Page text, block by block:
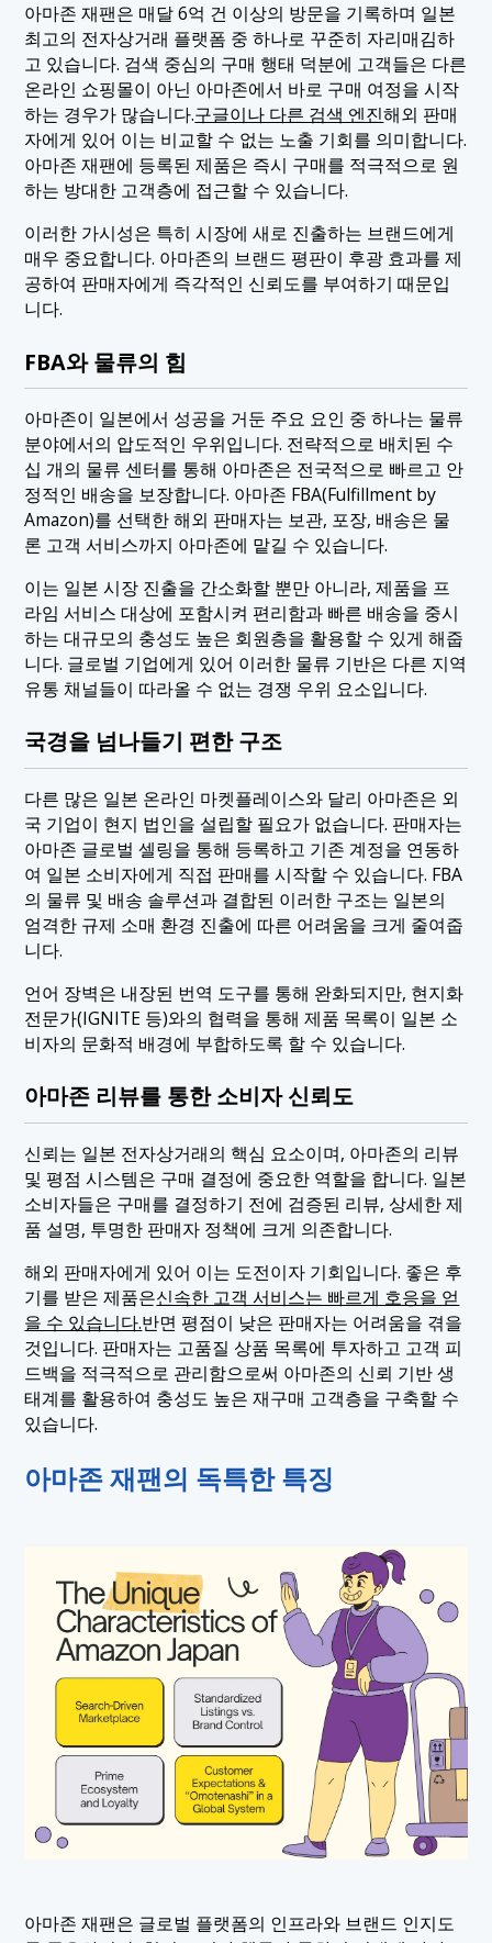
아마존 재팬은 매달 6억 건 이상의 방문을 기록하며 일본
최고의 전자상거래 플랫폼 중 하나로 꾸준히 자리매김하
고 있습니다. 검색 중심의 구매 행태 덕분에 고객들은 다른
온라인 쇼핑몰이 아닌 아마존에서 바로 구매 여정을 시작
하는 경우가 많습니다.구글이나 다른 검색 엔진해외 판매
자에게 있어 이는 비교할 수 없는 노출 기회를 의미합니다.
아마존 재팬에 등록된 제품은 즉시 구매를 적극적으로 원
하는 방대한 고객층에 접근할 수 있습니다.
이러한 가시성은 특히 시장에 새로 진출하는 브랜드에게
매우 중요합니다. 아마존의 브랜드 평판이 후광 효과를 제
공하여 판매자에게 즉각적인 신뢰도를 부여하기 때문입
니다.
FBA와 물류의 힘
아마존이 일본에서 성공을 거둔 주요 요인 중 하나는 물류
분야에서의 압도적인 우위입니다. 전략적으로 배치된 수
십 개의 물류 센터를 통해 아마존은 전국적으로 빠르고 안
정적인 배송을 보장합니다. 아마존 FBA(Fulfillment by
Amazon)를 선택한 해외 판매자는 보관, 포장, 배송은 물
론 고객 서비스까지 아마존에 맡길 수 있습니다.
이는 일본 시장 진출을 간소화할 뿐만 아니라, 제품을 프
라임 서비스 대상에 포함시켜 편리함과 빠른 배송을 중시
하는 대규모의 충성도 높은 회원층을 활용할 수 있게 해줍
니다. 글로벌 기업에게 있어 이러한 물류 기반은 다른 지역
유통 채널들이 따라올 수 없는 경쟁 우위 요소입니다.
국경을 넘나들기 편한 구조
다른 많은 일본 온라인 마켓플레이스와 달리 아마존은 외
국 기업이 현지 법인을 설립할 필요가 없습니다. 판매자는
아마존 글로벌 셀링을 통해 등록하고 기존 계정을 연동하
여 일본 소비자에게 직접 판매를 시작할 수 있습니다. FBA
의 물류 및 배송 솔루션과 결합된 이러한 구조는 일본의
엄격한 규제 소매 환경 진출에 따른 어려움을 크게 줄여줍
니다.
언어 장벽은 내장된 번역 도구를 통해 완화되지만, 현지화
전문가(IGNITE 등)와의 협력을 통해 제품 목록이 일본 소
비자의 문화적 배경에 부합하도록 할 수 있습니다.
아마존 리뷰를 통한 소비자 신뢰도
신뢰는 일본 전자상거래의 핵심 요소이며, 아마존의 리뷰
및 평점 시스템은 구매 결정에 중요한 역할을 합니다. 일본
소비자들은 구매를 결정하기 전에 검증된 리뷰, 상세한 제
품 설명, 투명한 판매자 정책에 크게 의존합니다.
해외 판매자에게 있어 이는 도전이자 기회입니다. 좋은 후
기를 받은 제품은신속한 고객 서비스는 빠르게 호응을 얻
을 수 있습니다.반면 평점이 낮은 판매자는 어려움을 겪을
것입니다. 판매자는 고품질 상품 목록에 투자하고 고객 피
드백을 적극적으로 관리함으로써 아마존의 신뢰 기반 생
태계를 활용하여 충성도 높은 재구매 고객층을 구축할 수
있습니다.
아마존 재팬의 독특한 특징
아마존 재팬은 글로벌 플랫폼의 인프라와 브랜드 인지도